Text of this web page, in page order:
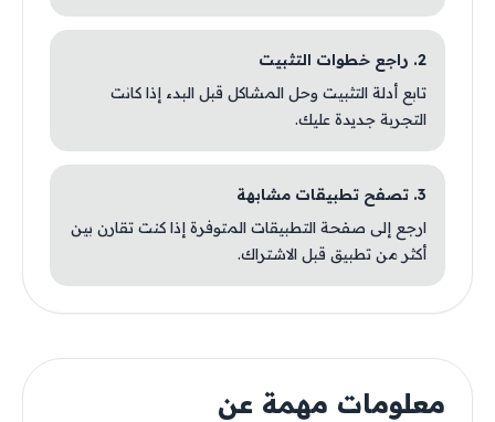
2. راجع خطوات التثبيت
تابع أدلة التثبيت وحل المشاكل قبل البدء إذا كانت
التجربة جديدة عليك.
3. تصفح تطبيقات مشابهة
ارجع إلى صفحة التطبيقات المتوفرة إذا كنت تقارن بين
أكثر من تطبيق قبل الاشتراك.
معلومات مهمة عن